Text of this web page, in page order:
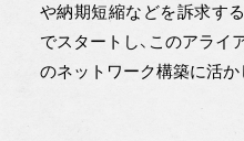
や納期短縮などを訴求す
でスタートし、このアライ
のネットワーク構築に活か